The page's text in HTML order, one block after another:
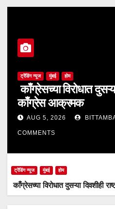
ट्रेंडिंग न्यूज मुंबई होम
काँग्रेसच्या विरोधात
काँग्रेस आक्रमक
AUG 5, 2026
COMMENTS
ट्रेंडिंग न्यूज मुंबई होम
काँग्रेसच्या विरोधात दुसऱ्या दिवशीही